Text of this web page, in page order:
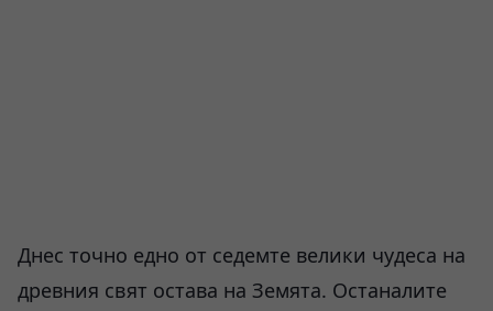
Днес точно едно от седемте велики чудеса на
древния свят остава на Земята. Останалите